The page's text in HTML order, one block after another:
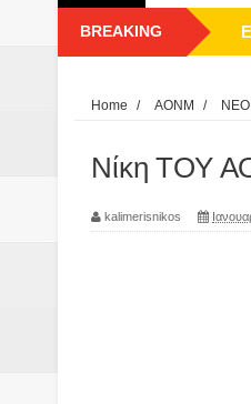
BREAKING
Home / ΑΟΝΜ / ΝΕΟ
Νίκη ΤΟΥ
kalimerisnikos